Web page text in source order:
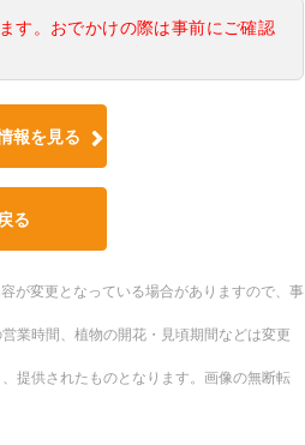
す。おでかけの際は事前にご確認
報を見る
る
が変更となっている場合がありますので、事
業時間、植物の開花・見頃期間などは変更
提供されたものとなります。画像の無断転